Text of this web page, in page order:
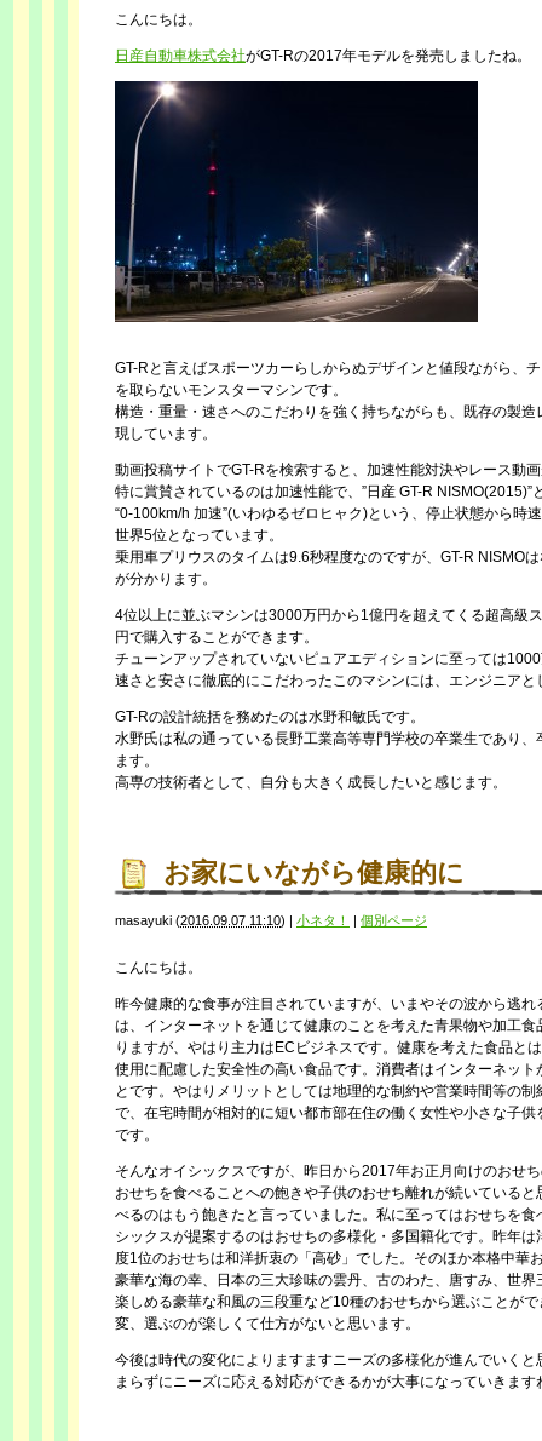
こんにちは。
日産自動車株式会社がGT-Rの2017年モデルを発売しましたね。
GT-Rと言えばスポーツカーらしからぬデザインと値段ながら、
を取らないモンスターマシンです。
構造・重量・速さへのこだわりを強く持ちながらも、既存の製
現しています。
動画投稿サイトでGT-Rを検索すると、加速性能対決やレース動
特に賞賛されているのは加速性能で、”日産 GT-R
“0-100km/h 加速”(いわゆるゼロヒャク)という、停止状態から時
世界5位となっています。
乗用車プリウスのタイムは9.6秒程度なのですが、GT-R NISMO
が分かります。
4位以上に並ぶマシンは3000万円から1億円を超えてくる超高級
円で購入することができます。
チューンアップされていないピュアエディションに至っては
速さと安さに徹底的にこだわったこのマシンには、エンジニア
GT-Rの設計統括を務めたのは水野和敏氏です。
水野氏は私の通っている長野工業高等専門学校の卒業生であり
ます。
高専の技術者として、自分も大きく成長したいと感じます。
お家にいながら健康的に
masayuki (2016.09.07 11:10) | 小ネタ！ | 個別ページ
こんにちは。
昨今健康的な食事が注目されていますが、いまやその波から逃
は、インターネットを通じて健康のことを考えた青果物や加工
りますが、やはり主力はECビジネスです。健康を考えた食品と
使用に配慮した安全性の高い食品です。消費者はインターネッ
とです。やはりメリットとしては地理的な制約や営業時間等の
で、在宅時間が相対的に短い都市部在住の働く女性や小さな子
です。
そんなオイシックスですが、昨日から2017年お正月向けのおせ
おせちを食べることへの飽きや子供のおせち離れが続いている
べるのはもう飽きたと言っていました。私に至ってはおせちを
シックスが提案するのはおせちの多様化・多国籍化です。昨年
度1位のおせちは和洋折衷の「高砂」でした。そのほか本格中華
豪華な海の幸、日本の三大珍味の雲丹、古のわた、唐すみ、世
楽しめる豪華な和風の三段重など10種のおせちから選ぶことが
変、選ぶのが楽しくて仕方がないと思います。
今後は時代の変化によりますますニーズの多様化が進んでいく
ま らずにニーズに応える対応ができるかが大事になっていきます